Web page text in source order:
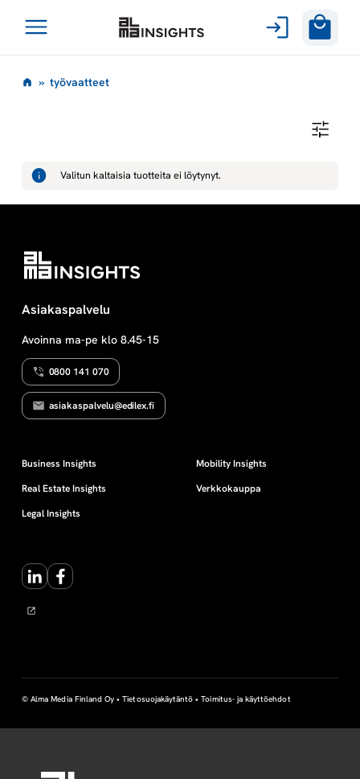
sisältöön
Avaa
t
ö
v
a
a
t
t
e
t
» työvaatteet
V
A
T
T
Valitun kaltaisia tuotteita ei löytynyt.
Asiakaspalvelu
Avoinna ma-pe klo 8.45-15
0800 141 070
asiakaspalvelu@edilex.fi
Business Insights
Real Estate Insights
Legal Insights
Mobility Insights
Verkkokauppa
LinkedInFacebook
© Alma Media Finland Oy •Tietosuojakäytäntö •Toimitus- ja käyttöehdot